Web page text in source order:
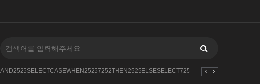
AND2525SELECTCASEWHEN25257252THEN2525ELSESELECT725 ---1